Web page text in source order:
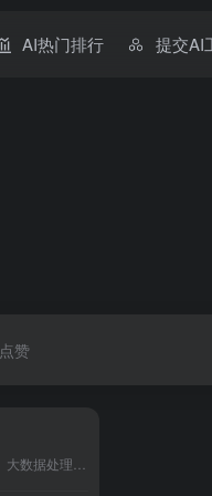
AI热门排行 提交AI
点赞